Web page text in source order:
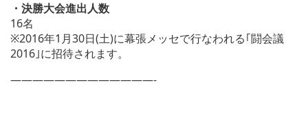
・決勝大会進出人数
16名
※2016年1月30日(土)に幕張メッセで行なわれる｢闘会議
2016｣に招待されます。
—————————————-